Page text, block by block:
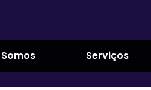
Serviços